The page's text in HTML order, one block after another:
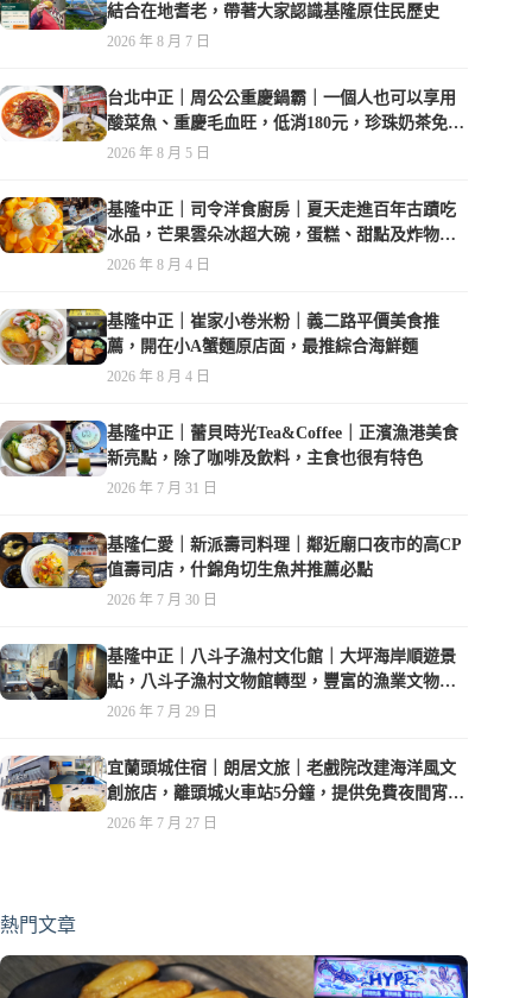
結合在地耆老，帶著大家認識基隆原住民歷史
2026 年 8 月 7 日
台北中正｜周公公重慶鍋霸｜一個人也可以享用
酸菜魚、重慶毛血旺，低消180元，珍珠奶茶免費
喝到爽
2026 年 8 月 5 日
基隆中正｜司令洋食廚房｜夏天走進百年古蹟吃
冰品，芒果雲朵冰超大碗，蛋糕、甜點及炸物都
在水準之上
2026 年 8 月 4 日
基隆中正｜崔家小卷米粉｜義二路平價美食推
薦，開在小A蟹麵原店面，最推綜合海鮮麵
2026 年 8 月 4 日
基隆中正｜蕾貝時光Tea&Coffee｜正濱漁港美食
新亮點，除了咖啡及飲料，主食也很有特色
2026 年 7 月 31 日
基隆仁愛｜新派壽司料理｜鄰近廟口夜市的高CP
值壽司店，什錦角切生魚丼推薦必點
2026 年 7 月 30 日
基隆中正｜八斗子漁村文化館｜大坪海岸順遊景
點，八斗子漁村文物館轉型，豐富的漁業文物，
值得走訪
2026 年 7 月 29 日
宜蘭頭城住宿｜朗居文旅｜老戲院改建海洋風文
創旅店，離頭城火車站5分鐘，提供免費夜間宵
夜，親子遊戲空間
2026 年 7 月 27 日
熱門文章